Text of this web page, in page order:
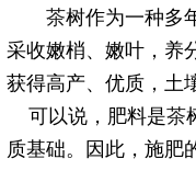
茶树作为一种多
采收嫩梢、嫩叶，养
获得高产、优质，土
可以说，肥料是茶
质基础。因此，施肥